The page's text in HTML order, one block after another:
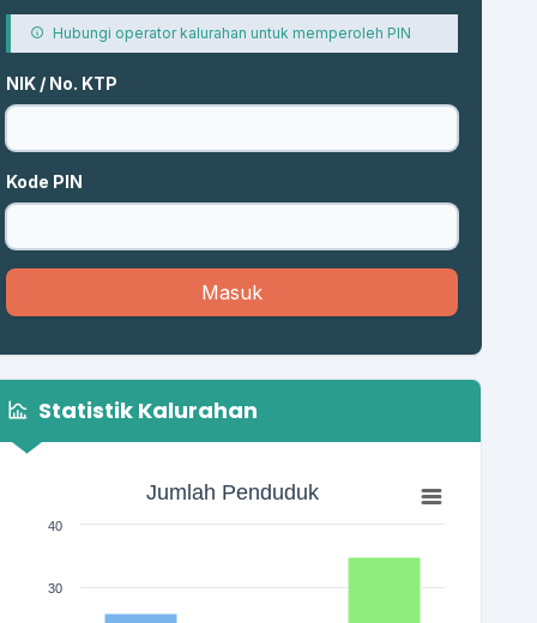
Hubungi operator kalurahan untuk memperoleh PIN
NIK / No. KTP
Kode PIN
Masuk
Statistik Kalurahan
Jumlah PendudukJumlah Penduduk
30
40